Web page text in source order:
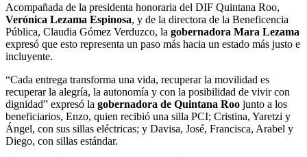
Acompañada de la presidenta honoraria del DIF Quintana Roo,
Verónica Lezama Espinosa, y de la directora de la Beneficencia
Pública, Claudia Gómez Verduzco, la gobernadora Mara Lezama
expresó que esto representa un paso más hacia un estado más justo e
incluyente.
“Cada entrega transforma una vida, recuperar la movilidad es
recuperar la alegría, la autonomía y con la posibilidad de vivir con
dignidad” expresó la gobernadora de Quintana Roo junto a los
beneficiarios, Enzo, quien recibió una silla PCI; Cristina, Yaretzi y
Ángel, con sus sillas eléctricas; y Davisa, José, Francisca, Arabel y
Diego, con sillas estándar.